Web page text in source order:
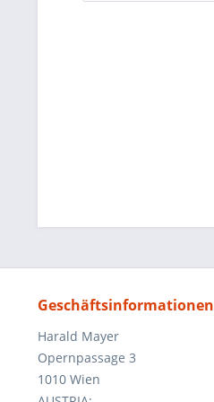
Geschäftsinformationen
Harald Mayer
Opernpassage 3
1010 Wien